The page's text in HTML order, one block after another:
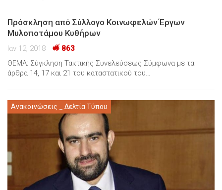
Πρόσκληση από Σύλλογο Κοινωφελών Έργων
Μυλοποτάμου Κυθήρων
Ιαν 12, 2018
863
ΘΕΜΑ: Σύγκληση Τακτικής Συνελεύσεως Σύμφωνα με τα
άρθρα 14, 17 και 21 του καταστατικού του…
Ανακοινώσεις _ Δελτία Τύπου